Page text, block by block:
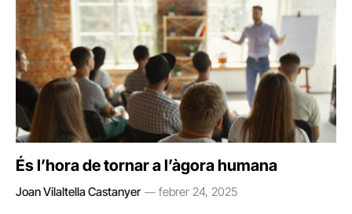
És l’hora de tornar a l’àgora humana
Joan Vilaltella Castanyer febrer 24, 2025